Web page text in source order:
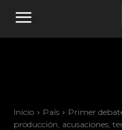
Inicio País
Primer
producción, acusaciones,